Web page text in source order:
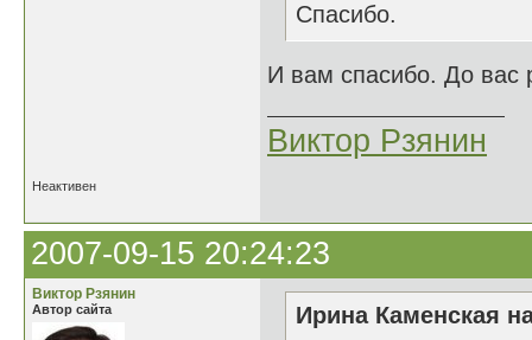
Спасибо.
И вам спасибо. До вас
Виктор Рзянин
Неактивен
2007-09-15 20:24:23
Виктор Рзянин
Автор сайта
Ирина Каменская